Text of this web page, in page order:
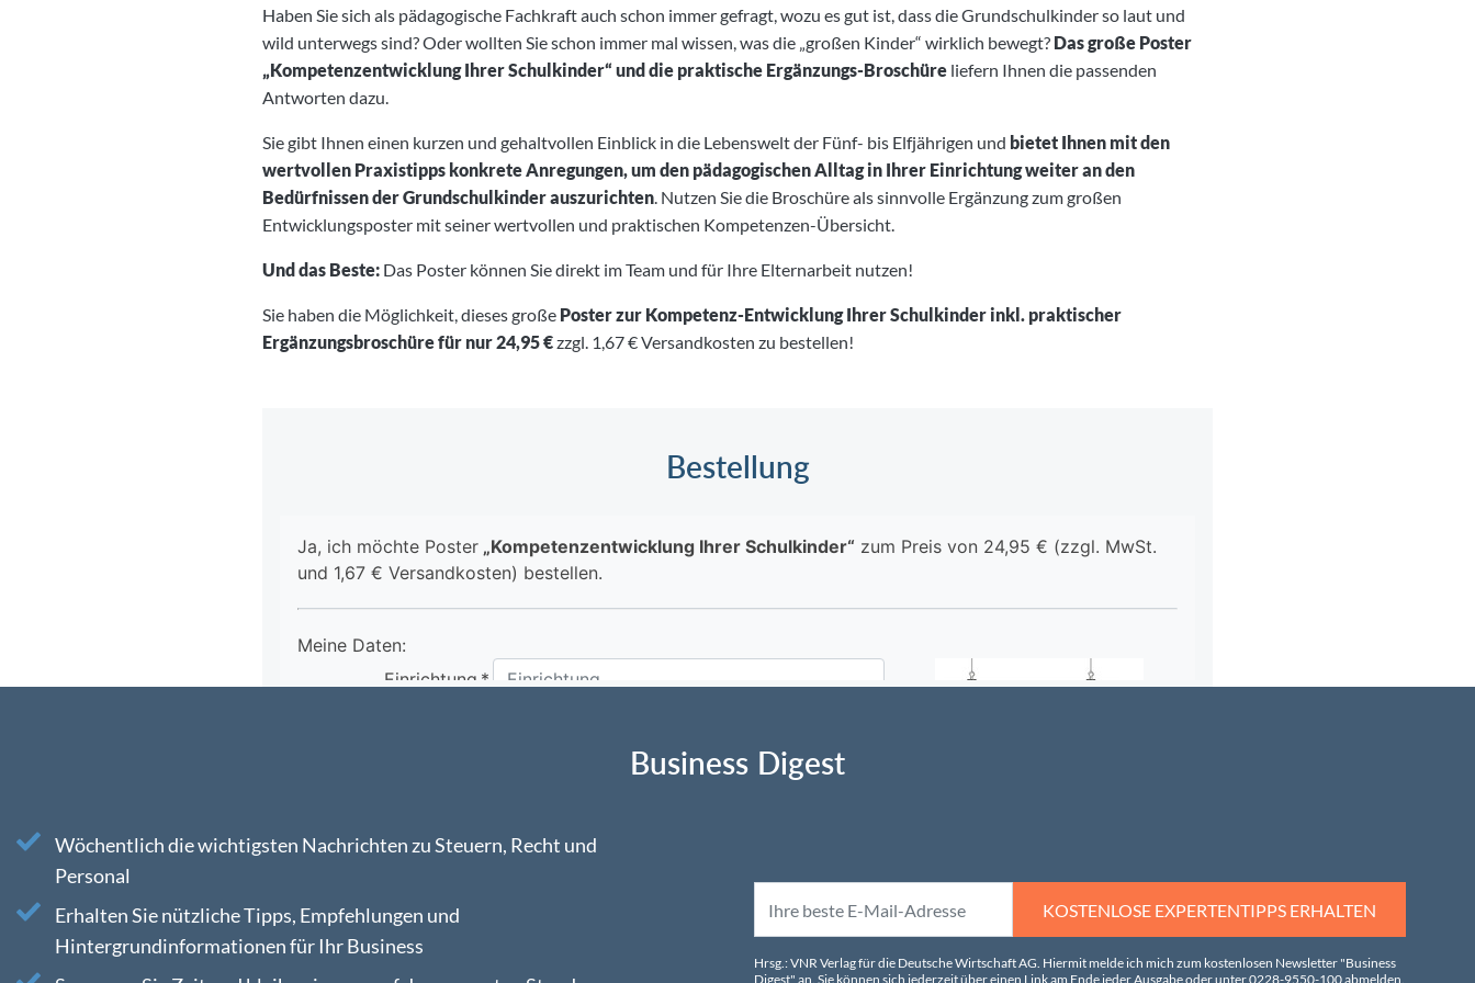
Haben Sie sich als pädagogische Fachkraft auch schon immer gefragt, wozu es gut ist, dass die Grundschulkinder so laut und
wild unterwegs sind? Oder wollten Sie schon immer mal wissen, was die „großen Kinder“ wirklich bewegt? Das große Poster
„Kompetenzentwicklung Ihrer Schulkinder“ und die praktische Ergänzungs-Broschüre liefern Ihnen die passenden
Antworten dazu.
Sie gibt Ihnen einen kurzen und gehaltvollen Einblick in die Lebenswelt der Fünf- bis Elfjährigen und bietet Ihnen mit den
wertvollen Praxistipps konkrete Anregungen, um den pädagogischen Alltag in Ihrer Einrichtung weiter an den
Bedürfnissen der Grundschulkinder auszurichten. Nutzen Sie die Broschüre als sinnvolle Ergänzung zum großen
Entwicklungsposter mit seiner wertvollen und praktischen Kompetenzen-Übersicht.
Und das Beste: Das Poster können Sie direkt im Team und für Ihre Elternarbeit nutzen!
Sie haben die Möglichkeit, dieses große Poster zur Kompetenz-Entwicklung Ihrer Schulkinder inkl. praktischer
Ergänzungsbroschüre für nur 24,95 €zzgl. 1,67 € Versandkosten zu bestellen!
Bestellung
Business Digest
Wöchentlich die wichtigsten Nachrichten zu Steuern, Recht und
Personal
Erhalten Sie nützliche Tipps, Empfehlungen und
Hintergrundinformationen für Ihr Business
KOSTENLOSE EXPERTENTIPPS ERHALTEN
Hrsg.: VNR Verlag für die Deutsche Wirtschaft AG. Hiermit melde ich mich zum kostenlosen Newsletter "Business
Digest" an. Sie können sich jederzeit über einen Link am Ende jeder Ausgabe oder unter 0228-9550-100 abmelden.